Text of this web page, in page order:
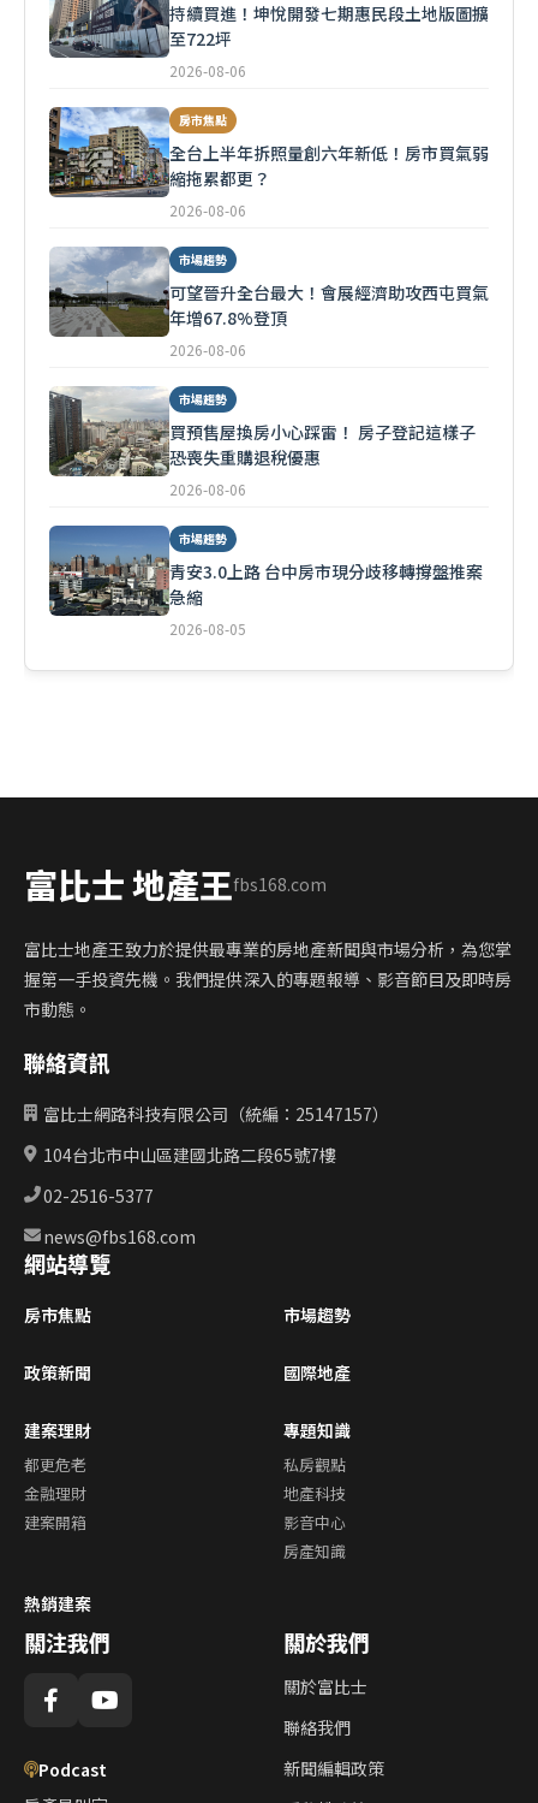
持續買進！坤悅開發七期惠民段土地版圖擴
至722坪
2026-08-06
房市焦點
全台上半年拆照量創六年新低！房市買氣弱
縮拖累都更？
2026-08-06
市場趨勢
可望晉升全台最大！會展經濟助攻西屯買氣
年增67.8%登頂
2026-08-06
市場趨勢
買預售屋換房小心踩雷！ 房子登記這樣子
恐喪失重購退稅優惠
2026-08-06
市場趨勢
青安3.0上路 台中房市現分歧移轉撐盤推案
急縮
2026-08-05
富比士 地產王fbs168.com
富比士地產王致力於提供最專業的房地產新聞與市場分析，為您掌
握第一手投資先機。我們提供深入的專題報導、影音節目及即時房
市動態。
聯絡資訊
富比士網路科技有限公司（統編：25147157）
104台北市中山區建國北路二段65號7樓
02-2516-5377
news@fbs168.com
網站導覽
房市焦點 市場趨勢
政策新聞 國際地產
建案理財
都更危老
金融理財
建案開箱
專題知識
私房觀點
地產科技
影音中心
房產知識
熱銷建案
關注我們
Podcast
關於我們
關於富比士
聯絡我們
新聞編輯政策